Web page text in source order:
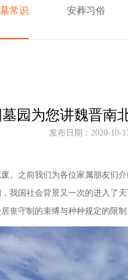
常识 安葬习俗
园为您讲魏晋南
发布日期：2020-10-
。之前我们为各位家属朋友们
我国社会背景又一次的进入了
丧守制的束缚与种种规定的限制